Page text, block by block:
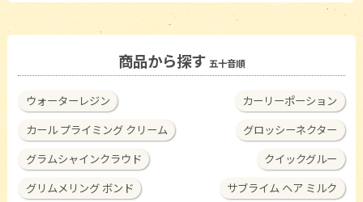
商品から探す 五十音順
ウォーターレジン
カーリーポーション
カール プライミング クリーム
グロッシーネクター
グラムシャインクラウド
クイックグルー
グリムメリング ボンド
サブライム ヘア ミルク